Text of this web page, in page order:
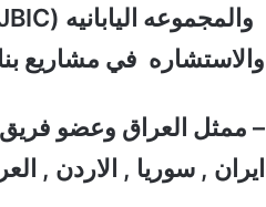
والاستشاره في مشاريع
– ممثل العراق وعضو فريق
ايران , سوريا , الاردن ,